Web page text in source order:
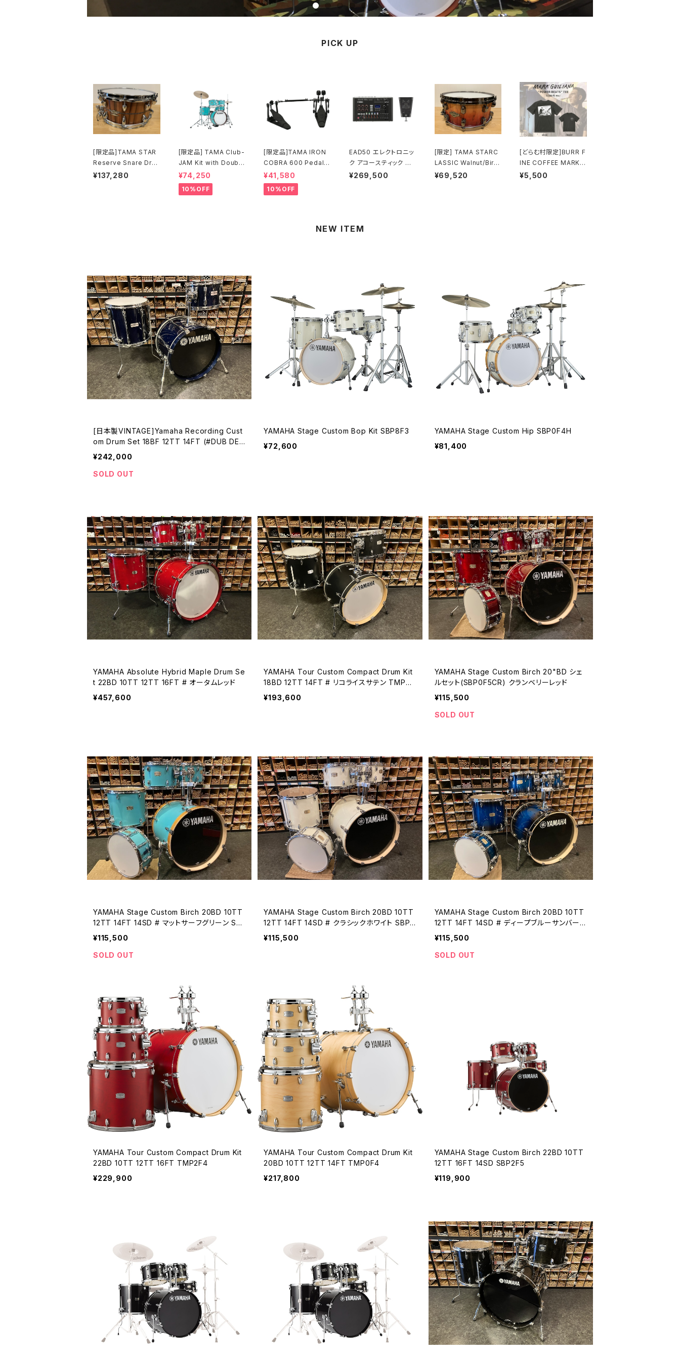
PICK UP
[限定品]TAMA STAR
Reserve Snare Dru
m G-Mahogany TG
¥137,280
[限定品] TAMA Club-
JAM Kit with Double
Tom Configuration
アクア・ブルー (AQB) L
JK56S-AQB
¥74,250
10%OFF
[限定品]TAMA IRON
COBRA 600 Pedal D
ARK SHADOW Editio
n Twin Pedal HP60
0DTWMB
¥41,580
10%OFF
EAD50 エレクトロニッ
ク アコースティック ドラ
ムモジュール
¥269,500
[限定] TAMA STARC
LASSIC Walnut/Birc
h 14“x 6.5” WBSS65
¥69,520
[どらむ村限定]BURR F
INE COFFEE MARK G
UILIANA “POWER BE
¥5,500
NEW ITEM
[日本製VINTAGE]Yamaha Recording Cust
om Drum Set 18BF 12TT 14FT (#DUB DEE
P BLUE) PROTECTIONracketケース付き
¥242,000
SOLD OUT
YAMAHA Stage Custom Bop Kit SBP8F3
¥72,600
YAMAHA Stage Custom Hip SBP0F4H
¥81,400
YAMAHA Absolute Hybrid Maple Drum Se
t 22BD 10TT 12TT 16FT # オータムレッド
¥457,600
YAMAHA Tour Custom Compact Drum Kit
18BD 12TT 14FT # リコライスサテン TMP8F
3 LCS
¥193,600
YAMAHA Stage Custom Birch 20"BD シェ
ルセット(SBP0F5CR) クランベリーレッド
¥115,500
SOLD OUT
YAMAHA Stage Custom Birch 20BD 10TT
12TT 14FT 14SD # マットサーフグリーン SB
P0F5 MATTE SURF GREEN
¥115,500
SOLD OUT
YAMAHA Stage Custom Birch 20BD 10TT
12TT 14FT 14SD # クラシックホワイト SBP0
F5 Classic White
¥115,500
YAMAHA Stage Custom Birch 20BD 10TT
12TT 14FT 14SD # ディープブルーサンバース
ト SBP0F5
¥115,500
SOLD OUT
YAMAHA Tour Custom Compact Drum Kit
22BD 10TT 12TT 16FT TMP2F4
¥229,900
YAMAHA Tour Custom Compact Drum Kit
20BD 10TT 12TT 14FT TMP0F4
¥217,800
YAMAHA Stage Custom Birch 22BD 10TT
12TT 16FT 14SD SBP2F5
¥119,900